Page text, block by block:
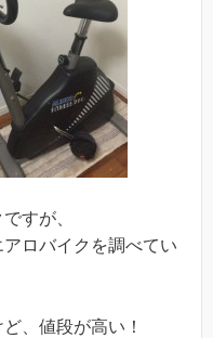
すが、
ロバイクを調べてい
、値段が高い！